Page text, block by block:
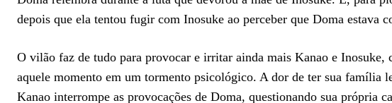
depois que ela tentou fugir com Inosuke ao perceber que Doma estava
O vilão faz de tudo para provocar e irritar ainda mais Kanao e Inosuke,
aquele momento em um tormento psicológico. A dor de ter sua família
Kanao interrompe as provocações de Doma, questionando sua própria